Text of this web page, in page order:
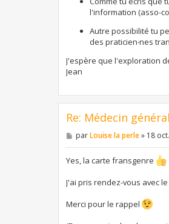
l'information (asso-
Autre possibilité tu
des praticien‧nes
J'espère que l'exploration
Jean
Re: Médecin
M
e
s
e
parLouise la perle» 18
Yes, la carte fransgenre
J'ai pris rendez-vous avec
Merci pour le rappel